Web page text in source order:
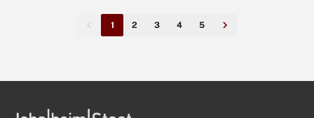
1 2 3 4 5